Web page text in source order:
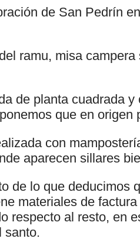
de San Pedrín
ramu, misa
de planta cuadrada
que en origen
con
aparecen sillares
de lo que deducimos
materiales de
respecto al resto, en
santo.